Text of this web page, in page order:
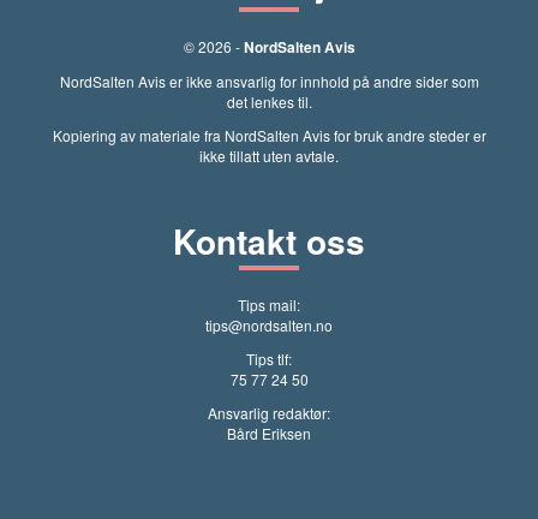
© 2026 -NordSalten Avis
NordSalten Avis er ikke ansvarlig for innhold på andre sider som
det lenkes til.
Kopiering av materiale fra NordSalten Avis for bruk andre steder er
ikke tillatt uten avtale.
Kontakt oss
Tips mail:
tips@nordsalten.no
Tips tlf:
75 77 24 50
Ansvarlig redaktør:
Bård Eriksen